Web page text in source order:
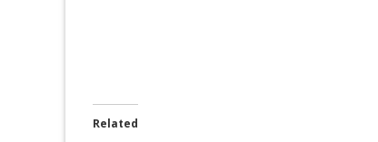
Related